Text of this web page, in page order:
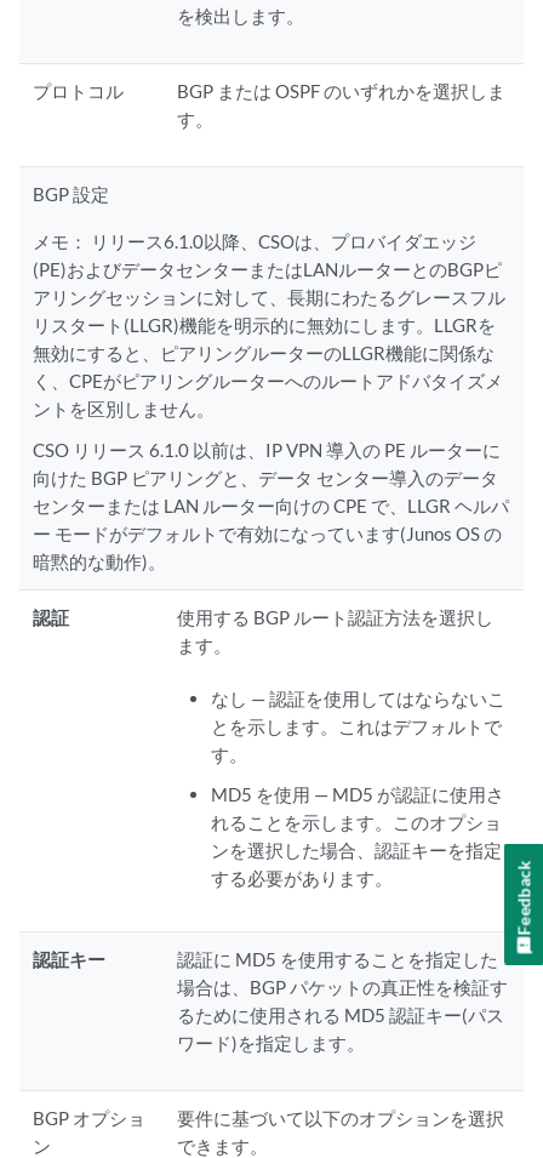
を検出します。
プロトコル
BGP または OSPF のいずれかを選択しま
す。
BGP 設定
メモ：
リリース6.1.0以降、CSOは、プロバイダエッジ
(PE)およびデータセンターまたはLANルーターとのBGPピ
アリングセッションに対して、長期にわたるグレースフル
リスタート(LLGR)機能を明示的に無効にします。LLGRを
無効にすると、ピアリングルーターのLLGR機能に関係な
く、CPEがピアリングルーターへのルートアドバタイズメ
ントを区別しません。
CSO リリース 6.1.0 以前は、IP VPN 導入の PE ルーターに
向けた BGP ピアリングと、データ センター導入のデータ
センターまたは LAN ルーター向けの CPE で、LLGR ヘルパ
ー モードがデフォルトで有効になっています(Junos OS の
暗黙的な動作)。
認証
使用する BGP ルート認証方法を選択し
ます。
なし — 認証を使用してはならないこ
とを示します。これはデフォルトで
す。
MD5 を使用 — MD5 が認証に使用さ
れることを示します。このオプショ
ンを選択した場合、認証キーを指定
する必要があります。
認証キー
認証に MD5 を使用することを指定した
場合は、BGP パケットの真正性を検証す
るために使用される MD5 認証キー(パス
ワード)を指定します。
BGP オプショ
ン
要件に基づいて以下のオプションを選択
できます。
Feedback